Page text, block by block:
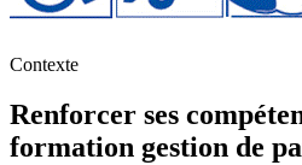
Contexte
Renforcer ses
formation gestion de